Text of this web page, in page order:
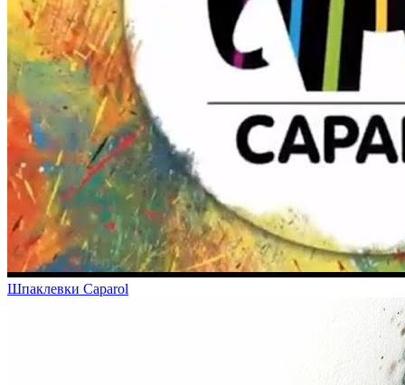
Шпаклевки Caparol